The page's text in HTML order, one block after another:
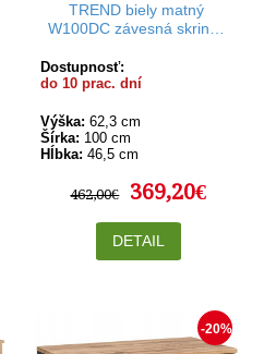
TREND biely matný
W100DC závesná skrinka
Dostupnosť:
do 10 prac. dní
Výška: 62,3 cm
Šírka: 100 cm
Hĺbka: 46,5 cm
462,00€ 369,20€
DETAIL
-20%